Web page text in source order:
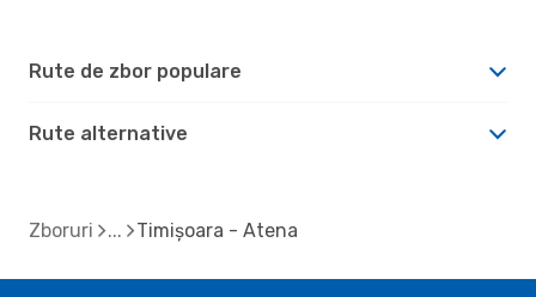
Rute de zbor populare
Rute alternative
Zboruri Timișoara - Atena